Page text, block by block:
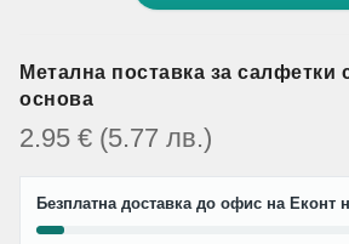
Метална поставка за салфетки
основа
2.95 € (5.77 лв.)
Безплатна доставка до офис на Еконт